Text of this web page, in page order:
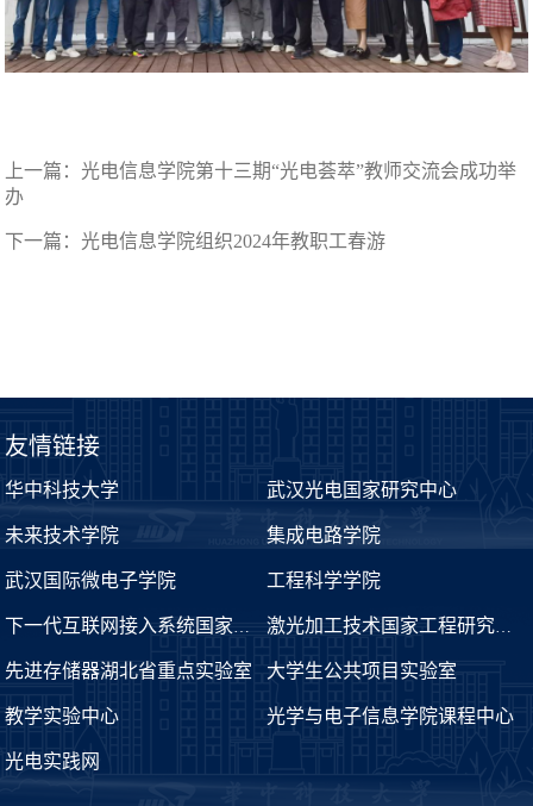
上一篇： 光电信息学院第十三期“光电荟萃”教师交流会成功举
办
下一篇： 光电信息学院组织2024年教职工春游
友情链接
华中科技大学 武汉光电国家研究中心
未来技术学院 集成电路学院
武汉国际微电子学院 工程科学学院
下一代互联网接入系统国家工程实验室 激光加工技术国家工程研究中心
先进存储器湖北省重点实验室 大学生公共项目实验室
教学实验中心 光学与电子信息学院课程中心
光电实践网